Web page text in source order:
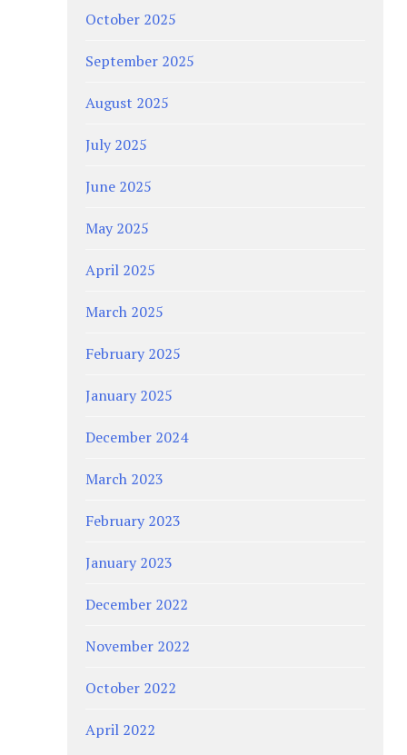
October 2025
September 2025
August 2025
July 2025
June 2025
May 2025
April 2025
March 2025
February 2025
January 2025
December 2024
March 2023
February 2023
January 2023
December 2022
November 2022
October 2022
April 2022